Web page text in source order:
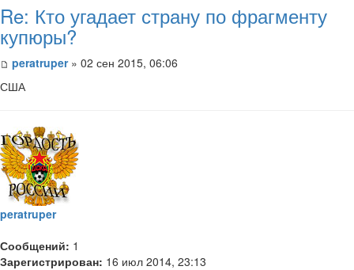
Re: Кто угадает страну по фрагменту
купюры?
peratruper» 02 сен 2015, 06:06
США
peratruper
Сообщений: 1
Зарегистрирован: 16 июл 2014, 23:13